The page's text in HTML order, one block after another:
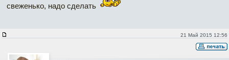
свеженько, надо сделать
21 Май 2015 12:56